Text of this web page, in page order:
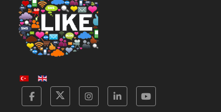
FacebookTwitterInstagramLinkedinYotube